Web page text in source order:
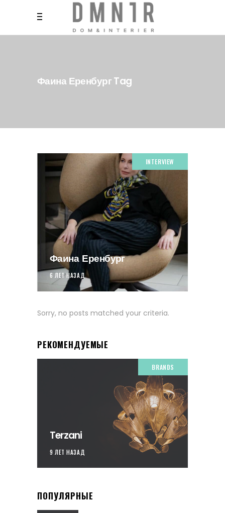
Фаина Еренбург Tag
INTERVIEW
Фаина Еренбург
6 ЛЕТ НАЗАД
Sorry, no posts matched your criteria.
РЕКОМЕНДУЕМЫЕ
BRANDS
Terzani
9 ЛЕТ НАЗАД
ПОПУЛЯРНЫЕ